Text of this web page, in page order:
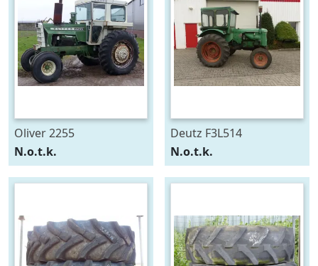
Oliver 2255
N.o.t.k.
Deutz F3L514
N.o.t.k.